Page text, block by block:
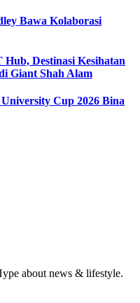
Bawa Kolaborasi
Destinasi Kesihatan
Giant Shah Alam
University Cup 2026 Bina
about news & lifestyle.